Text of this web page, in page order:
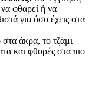
φθαρεί ή να
για όσο έχεις στα
άκρα, το τζάμι
και φθορές στα πιο